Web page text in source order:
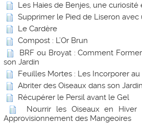
Les Haies de Benjes, une
Supprimer le Pied de Liseron
Le Cardère
Compost : L’Or Brun
BRF ou Broyat : Comment
son Jardin
Feuilles Mortes : Les Incorporer
Abriter des Oiseaux dans son
Récupérer le Persil avant le Gel
Nourrir les Oiseaux en
Approvisionnement des Mangeoires